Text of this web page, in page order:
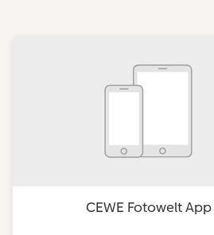
CEWE Fotowelt App